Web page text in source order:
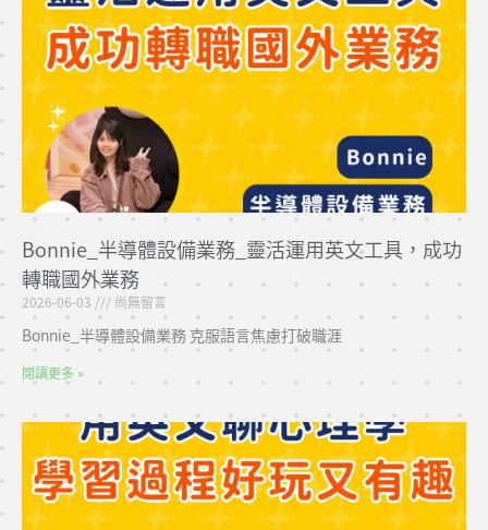
Bonnie_半導體設備業務_靈活運用英文工具，成功
轉職國外業務
2026-06-03 尚無留言
Bonnie_半導體設備業務 克服語言焦慮打破職涯
閱讀更多 »